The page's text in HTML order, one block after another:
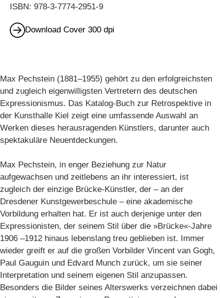
ISBN: 978-3-7774-2951-9
Download Cover 300 dpi
Max Pechstein (1881–1955) gehört zu den erfolgreichsten
und zugleich eigenwilligsten Vertretern des deutschen
Expressionismus. Das Katalog-Buch zur Retrospektive in
der Kunsthalle Kiel zeigt eine umfassende Auswahl an
Werken dieses herausragenden Künstlers, darunter auch
spektakuläre Neuentdeckungen.
Max Pechstein, in enger Beziehung zur Natur
aufgewachsen und zeitlebens an ihr interessiert, ist
zugleich der einzige Brücke-Künstler, der – an der
Dresdener Kunstgewerbeschule – eine akademische
Vorbildung erhalten hat. Er ist auch derjenige unter den
Expressionisten, der seinem Stil über die »Brücke«-Jahre
1906 –1912 hinaus lebenslang treu geblieben ist. Immer
wieder greift er auf die großen Vorbilder Vincent van Gogh,
Paul Gauguin und Edvard Munch zurück, um sie seiner
Interpretation und seinem eigenen Stil anzupassen.
Besonders die Bilder seines Alterswerks verzeichnen dabei